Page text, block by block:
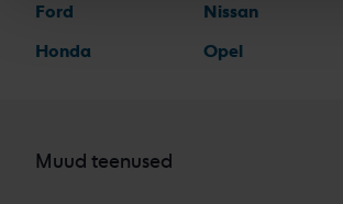
Ford
Honda
Nissan
Opel
Muud teenused